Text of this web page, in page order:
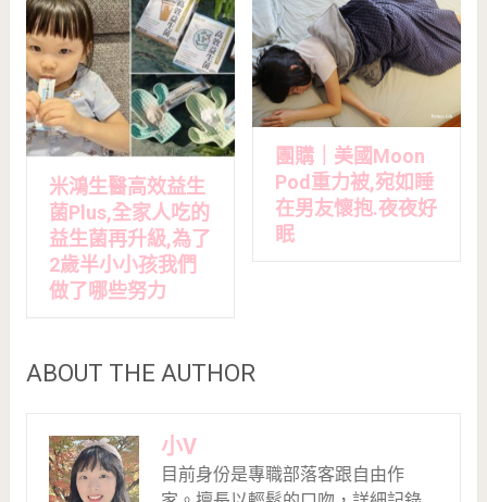
米鴻生醫高效益生
菌Plus,全家人吃的
益生菌再升級,為了
2歲半小小孩我們
做了哪些努力
團購｜美國Moon
Pod重力被,宛如睡
在男友懷抱.夜夜好
眠
ABOUT THE AUTHOR
小V
目前身份是專職部落客跟自由作